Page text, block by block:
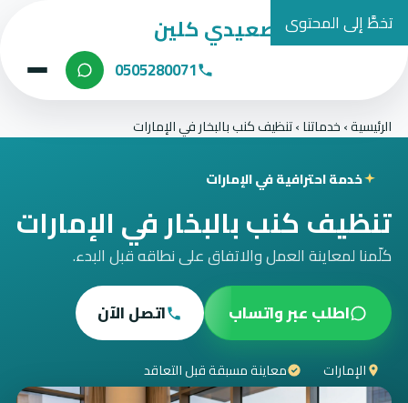
تخطَّ إلى المحتوى
شركة الصعيدي كلين
0505280071
الرئيسية›خدماتنا›تنظيف كنب بالبخار في الإمارات
خدمة احترافية في الإمارات
تنظيف كنب بالبخار في الإمارات
كلّمنا لمعاينة العمل والاتفاق على نطاقه قبل البدء.
اطلب عبر واتساب
اتصل الآن
الإمارات معاينة مسبقة قبل التعاقد